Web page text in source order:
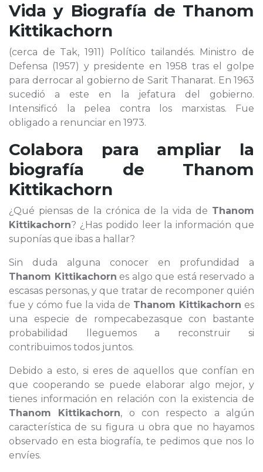
Vida y Biografía de Thanom
Kittikachorn
(cerca de Tak, 1911) Político tailandés. Ministro de
Defensa (1957) y presidente en 1958 tras el golpe
para derrocar al gobierno de Sarit Thanarat. En 1963
sucedió a este en la jefatura del gobierno.
Intensificó la pelea contra los marxistas. Fue
obligado a renunciar en 1973.
Colabora para ampliar la
biografía de Thanom
Kittikachorn
¿Qué piensas de la crónica de la vida de Thanom
Kittikachorn? ¿Has podido leer la información que
suponías que ibas a hallar?
Sin duda alguna conocer en profundidad a
Thanom Kittikachorn es algo que está reservado a
escasas personas, y que tratar de recomponer quién
fue y cómo fue la vida de Thanom Kittikachorn es
una especie de rompecabezasque con bastante
probabilidad lleguemos a reconstruir si
contribuimos todos juntos.
Debido a esto, si eres de aquellos que confían en
que cooperando se puede elaborar algo mejor, y
tienes información en relación con la existencia de
Thanom Kittikachorn, o con respecto a algún
característica de su figura u obra que no hayamos
observado en esta biografía, te pedimos que nos lo
envíes.